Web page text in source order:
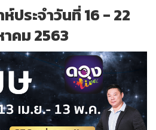
ประจำวันที่16 - 22
คม 2563